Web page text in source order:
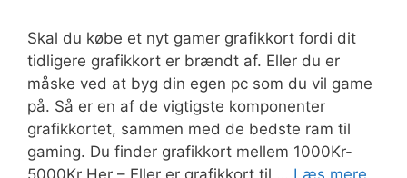
Skal du købe et nyt gamer grafikkort fordi dit
tidligere grafikkort er brændt af. Eller du er
måske ved at byg din egen pc som du vil game
på. Så er en af de vigtigste komponenter
grafikkortet, sammen med de bedste ram til
gaming. Du finder grafikkort mellem 1000Kr-
5000Kr Her – Eller er grafikkort til … Læs mere